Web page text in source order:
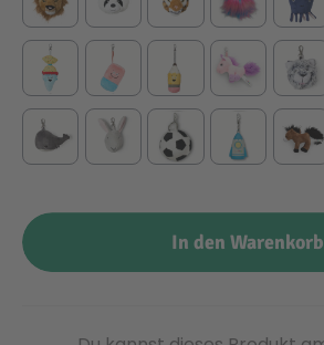
In den Warenkorb